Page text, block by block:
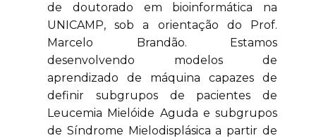
de doutorado em bioinformática na
UNICAMP, sob a orientação do Prof.
Marcelo Brandão. Estamos
desenvolvendo modelos de
aprendizado de máquina capazes de
definir subgrupos de pacientes de
Leucemia Mielóide Aguda e subgrupos
de Síndrome Mielodisplásica a partir de